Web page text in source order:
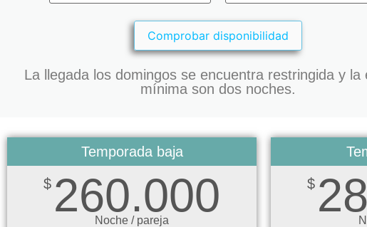
La llegada los domingos se encuentra restringida y la
mínima son dos noches.
Temporada baja
$ 260.000
Noche / pareja
$